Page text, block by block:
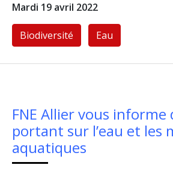
Mardi 19 avril 2022
Biodiversité Eau
FNE Allier vous informe
portant sur l’eau et les
aquatiques